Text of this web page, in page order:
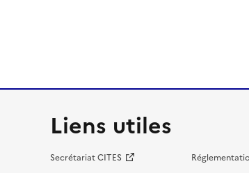
Liens utiles
Secrétariat CITES